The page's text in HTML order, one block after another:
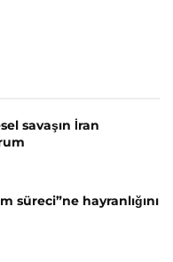
savaşın İran
süreci”ne hayranlığını